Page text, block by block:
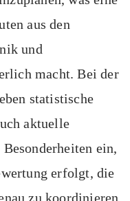
aus den
und
macht. Bei der
statistische
aktuelle
ein,
erfolgt, die
zu koordinieren